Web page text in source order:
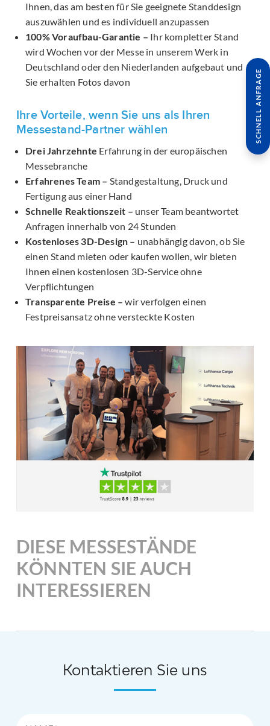
Ihnen, das am besten für Sie geeignete Standdesign
auszuwählen und es individuell anzupassen
100% Voraufbau-Garantie – Ihr kompletter Stand
wird Wochen vor der Messe in unserem Werk in
Deutschland oder den Niederlanden aufgebaut und
Sie erhalten Fotos davon
Ihre Vorteile, wenn Sie uns als Ihren
Messestand-Partner wählen
Drei Jahrzehnte Erfahrung in der europäischen
Messebranche
Erfahrenes Team – Standgestaltung, Druck und
Fertigung aus einer Hand
Schnelle Reaktionszeit – unser Team beantwortet
Anfragen innerhalb von 24 Stunden
Kostenloses 3D-Design – unabhängig davon, ob Sie
einen Stand mieten oder kaufen wollen, wir bieten
Ihnen einen kostenlosen 3D-Service ohne
Verpflichtungen
Transparente Preise – wir verfolgen einen
Festpreisansatz ohne versteckte Kosten
DIESE MESSESTÄNDE
KÖNNTEN SIE AUCH
INTERESSIEREN
SCHNELL ANFRAGE
Kontaktieren Sie uns